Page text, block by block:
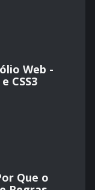
Web -
CSS3
Que o